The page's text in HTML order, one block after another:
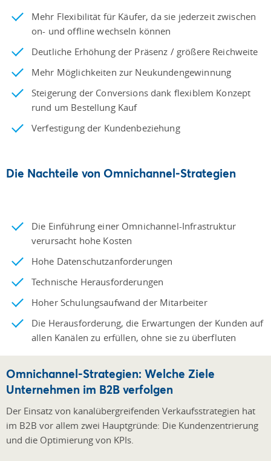
Mehr Flexibilität für Käufer, da sie jederzeit zwischen
on- und offline wechseln können
Deutliche Erhöhung der Präsenz / größere Reichweite
Mehr Möglichkeiten zur Neukundengewinnung
Steigerung der Conversions dank flexiblem Konzept
rund um Bestellung Kauf
Verfestigung der Kundenbeziehung
Die Nachteile von Omnichannel-Strategien
Die Einführung einer Omnichannel-Infrastruktur
verursacht hohe Kosten
Hohe Datenschutzanforderungen
Technische Herausforderungen
Hoher Schulungsaufwand der Mitarbeiter
Die Herausforderung, die Erwartungen der Kunden auf
allen Kanälen zu erfüllen, ohne sie zu überfluten
Omnichannel-Strategien: Welche Ziele
Unternehmen im B2B verfolgen
Der Einsatz von kanalübergreifenden Verkaufsstrategien hat
im B2B vor allem zwei Hauptgründe: Die Kundenzentrierung
und die Optimierung von KPIs.